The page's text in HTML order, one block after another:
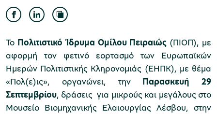
Μουσείο Πλινθοκεραμοποιίας N. & Σ.
Τσαλαπάτα
Το Πολιτιστικό Ίδρυμα Ομίλου Πειραιώς (ΠΙΟΠ), με
αφορμή τον φετινό εορτασμό των Ευρωπαϊκών
Ημερών Πολιτιστικής Κληρονομιάς (ΕΗΠΚ), με θέμα
«Πολ(ε)ις», οργανώνει, την Παρασκευή 29
Σεπτεμβρίου, δράσεις για μικρούς και μεγάλους στο
Μουσείο Βιομηχανικής Ελαιουργίας Λέσβου, στην